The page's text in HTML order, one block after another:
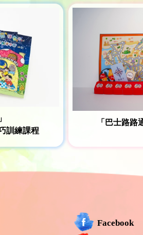
訓練課程
「巴士路
Facebook